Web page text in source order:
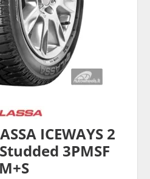
ICEWAYS 2
3PMSF
M+S